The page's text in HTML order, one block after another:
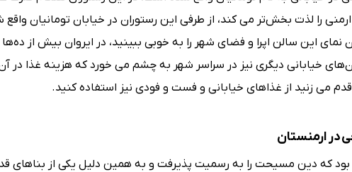
را لذت بخش‌تر می کند، از طرفی این رستوران در خیابان تومانیان واقع
نمای این سالن اپرا و فضای شهر را به خوبی ببینید، در ایروان بیش از
خیابانی دیگری نیز در سراسر شهر به چشم می خورد که هزینه غذا در
می زنید از غذاهای خیابانی و فست و فودی نیز استفاده کنید.
در ارمنستان
بود که دین مسیحت را به رسمیت پذیرفت و به همین دلیل یکی از بناهای